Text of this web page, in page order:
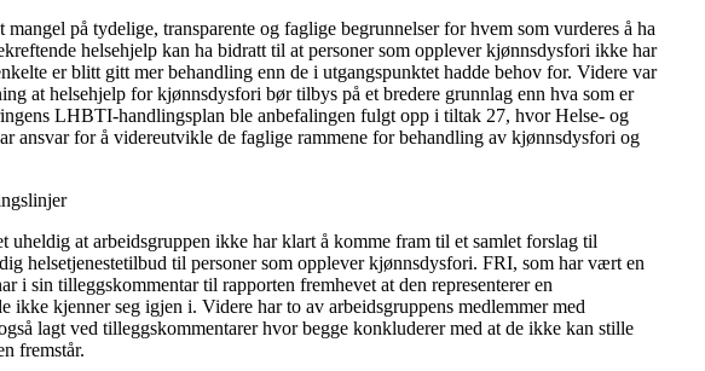
mangel på tydelige, transparente og faglige begrunnelser for hvem som vurderes å ha
helsehjelp kan ha bidratt til at personer som opplever kjønnsdysfori ikke har
er blitt gitt mer behandling enn de i utgangspunktet hadde behov for. Videre var
at helsehjelp for kjønnsdysfori bør tilbys på et bredere grunnlag enn hva som er
LHBTI-handlingsplan ble anbefalingen fulgt opp i tiltak 27, hvor Helse- og
ansvar for å videreutvikle de faglige rammene for behandling av kjønnsdysfori og
uheldig at arbeidsgruppen ikke har klart å komme fram til et samlet forslag til
helsetjenestetilbud til personer som opplever kjønnsdysfori. FRI, som har vært en
i sin tilleggskommentar til rapporten fremhevet at den representerer en
ikke kjenner seg igjen i. Videre har to av arbeidsgruppens medlemmer med
lagt ved tilleggskommentarer hvor begge konkluderer med at de ikke kan stille
fremstår.